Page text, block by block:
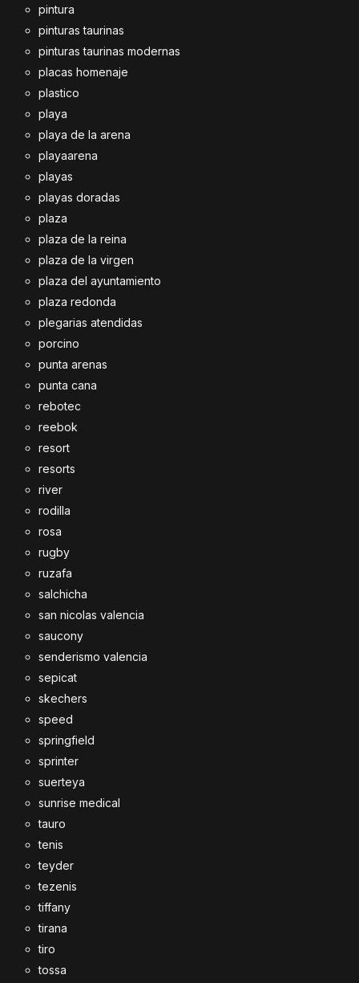
pintura
pinturas taurinas
pinturas taurinas modernas
placas homenaje
plastico
playa
playa de la arena
playaarena
playas
playas doradas
plaza
plaza de la reina
plaza de la virgen
plaza del ayuntamiento
plaza redonda
plegarias atendidas
porcino
punta arenas
punta cana
rebotec
reebok
resort
resorts
river
rodilla
rosa
rugby
ruzafa
salchicha
san nicolas valencia
saucony
senderismo valencia
sepicat
skechers
speed
springfield
sprinter
suerteya
sunrise medical
tauro
tenis
teyder
tezenis
tiffany
tirana
tiro
tossa